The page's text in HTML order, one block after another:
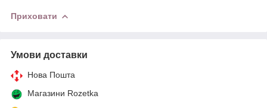
Приховати
Умови доставки
Нова Пошта
Магазини Rozetka